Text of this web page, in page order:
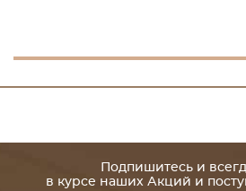
Подпишитесь и
в курсе наших Акций и